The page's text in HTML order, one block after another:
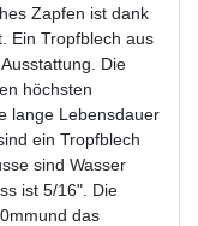
Zapfen ist dank
Ein Tropfblech aus
Die
höchsten
lange Lebensdauer
ein Tropfblech
sind Wasser
ist 5/16". Die
das